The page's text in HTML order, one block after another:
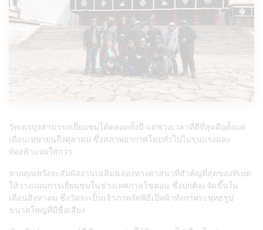
วัดเดรปุงสามารถเยี่ยมชมได้ตลอดทั้งปี แต่ช่วงเวลาที่ดีที่สุดคือตั้งแต่
เดือนเมษายนถึงตุลาคม ซึ่งสภาพอากาศโดยทั่วไปไม่รุนแรงและ
ท้องฟ้าแจ่มใสกว่า
หากคุณหวังจะสัมผัสงานเฉลิมฉลองทางศาสนาที่สำคัญที่สุดของทิเบต
ให้วางแผนการเยี่ยมชมในช่วงเทศกาลโชตอน ซึ่งปกติจะจัดขึ้นใน
เดือนสิงหาคม ซึ่งวัดจะเป็นเจ้าภาพจัดพิธีเปิดผ้าทังกาพระพุทธรูป
ขนาดใหญ่ที่มีชื่อเสียง